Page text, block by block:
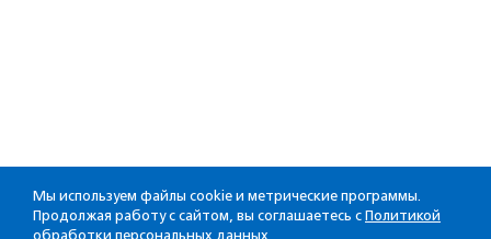
Мы используем файлы cookie и метрические программы.
Продолжая работу с сайтом, вы соглашаетесь с Политикой
обработки персональных данных